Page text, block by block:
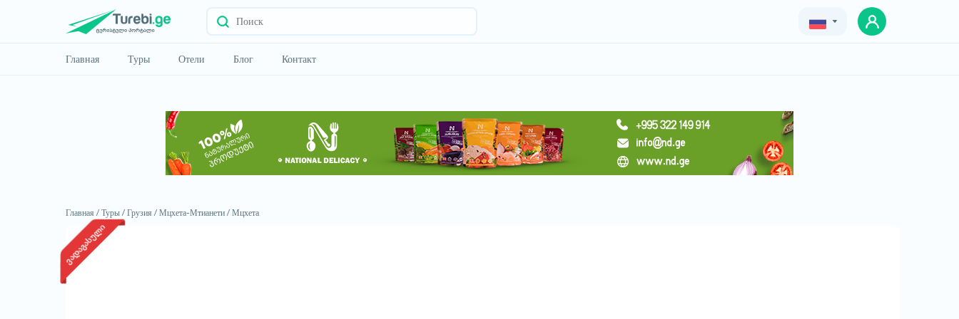
Главная Туры Отели Блог Контакт
Запросить тур
Главная / Туры / Грузия / Мцхета-Мтианети / Мцхета
ვადაგასული